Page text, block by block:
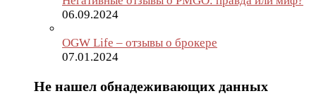
06.09.2024
OGW Life – отзывы о брокере
07.01.2024
Не нашел обнадеживающих данных